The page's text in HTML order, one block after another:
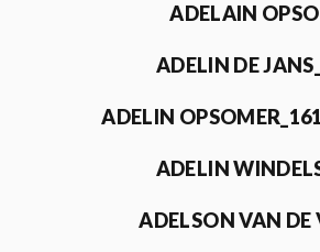
ADELAIN
ADELIN DE
ADELIN
ADELIN
ADELSON VAN DE